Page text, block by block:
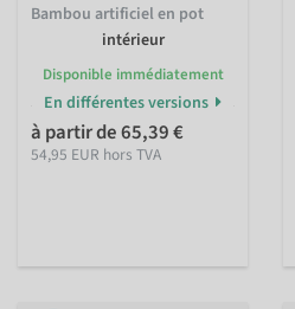
Bambou artificiel en pot
intérieur
Disponible immédiatement
En différentes versions
à partir de 65,39 €
54,95 EUR hors TVA